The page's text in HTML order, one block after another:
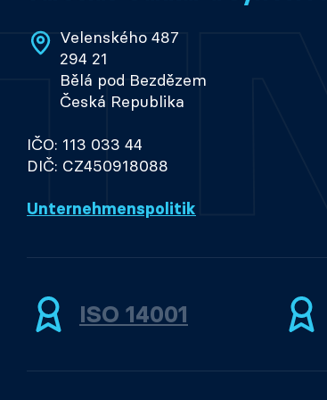
Velenského 487
294 21
Bělá pod Bezdězem
Česká Republika
IČO: 113 033 44
DIČ: CZ450918088
Unternehmenspolitik
ISO 14001